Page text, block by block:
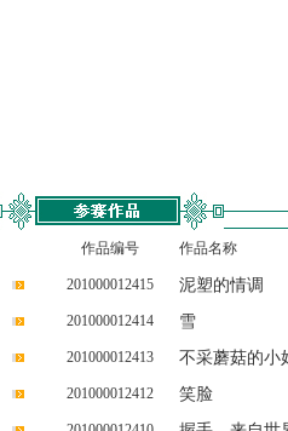
作品编号 作品名称
201000012415 泥塑的情调
201000012414 雪
201000012413 不采蘑菇的小
201000012412 笑脸